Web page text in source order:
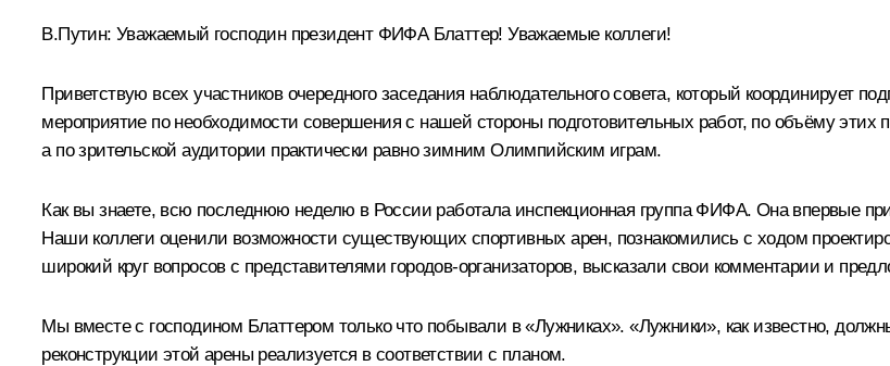
В.Путин: Уважаемый господин президент ФИФА Блаттер! Уважаемые коллеги!
Приветствую всех участников очередного заседания наблюдательного совета, который координирует
мероприятие по необходимости совершения с нашей стороны подготовительных работ, по объёму этих
а по зрительской аудитории практически равно зимним Олимпийским играм.
Как вы знаете, всю последнюю неделю в России работала инспекционная группа ФИФА. Она впервые
Наши коллеги оценили возможности существующих спортивных арен, познакомились с ходом
широкий круг вопросов с представителями городов-организаторов, высказали свои комментарии и
Мы вместе с господином Блаттером только что побывали в «Лужниках». «Лужники», как известно,
реконструкции этой арены реализуется в соответствии с планом.